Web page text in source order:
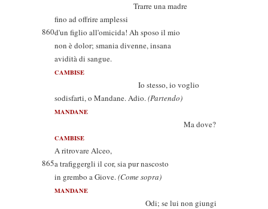
Trarre una madre
fino ad offrire amplessi
860d'un figlio all'omicida! Ah sposo il mio
non è dolor; smania divenne, insana
avidità di sangue.
CAMBISE
Io stesso, io voglio
sodisfarti, o Mandane. Adio.(Partendo)
MANDANE
Ma dove?
CAMBISE
A ritrovare Alceo,
865a trafiggergli il cor, sia pur nascosto
in grembo a Giove.(Come sopra)
MANDANE
Odi; se lui non giungi